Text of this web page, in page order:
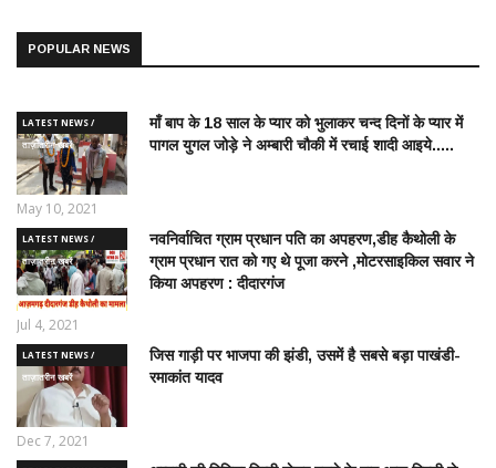
POPULAR NEWS
LATEST NEWS /
ताज़ातरीन खबरें
माँ बाप के 18 साल के प्यार को भुलाकर चन्द दिनों के प्यार में
पागल युगल जोड़े ने अम्बारी चौकी में रचाई शादी आइये.....
May 10, 2021
LATEST NEWS /
ताज़ातरीन खबरें
नवनिर्वाचित ग्राम प्रधान पति का अपहरण,डीह कैथोली के
ग्राम प्रधान रात को गए थे पूजा करने ,मोटरसाइकिल सवार ने
किया अपहरण : दीदारगंज
Jul 4, 2021
LATEST NEWS /
ताज़ातरीन खबरें
जिस गाड़ी पर भाजपा की झंडी, उसमें है सबसे बड़ा पाखंडी-
रमाकांत यादव
Dec 7, 2021